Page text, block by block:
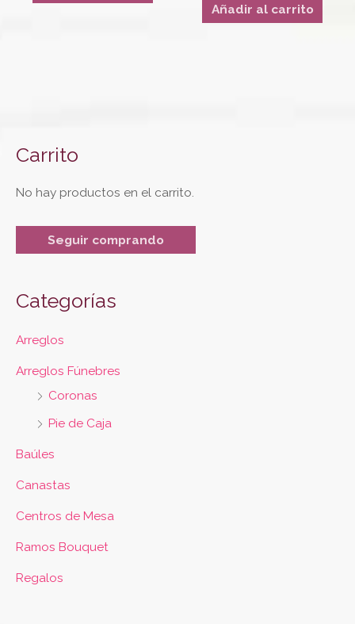
Añadir al carrito
Carrito
No hay productos en el carrito.
Seguir comprando
Categorías
Arreglos
Arreglos Fúnebres
Coronas
Pie de Caja
Baúles
Canastas
Centros de Mesa
Ramos Bouquet
Regalos